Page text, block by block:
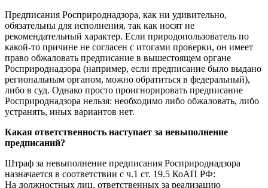
Предписания Росприроднадзора, как ни удивительно,
обязательны для исполнения, так как носят не
рекомендательный характер. Если природопользователь по
какой-то причине не согласен с итогами проверки, он имеет
право обжаловать предписание в вышестоящем органе
Росприроднадзора (например, если предписание было выдано
региональным органом, можно обратиться в федеральный),
либо в суд. Однако просто проигнорировать предписание
Росприроднадзора нельзя: необходимо либо обжаловать, либо
устранять, иных вариантов нет.
Какая ответственность наступает за невыполнение
предписаний?
Штраф за невыполнение предписания Росприроднадзора
назначается в соответствии с ч.1 ст. 19.5 КоАП РФ:
На должностных лиц, ответственных за реализацию